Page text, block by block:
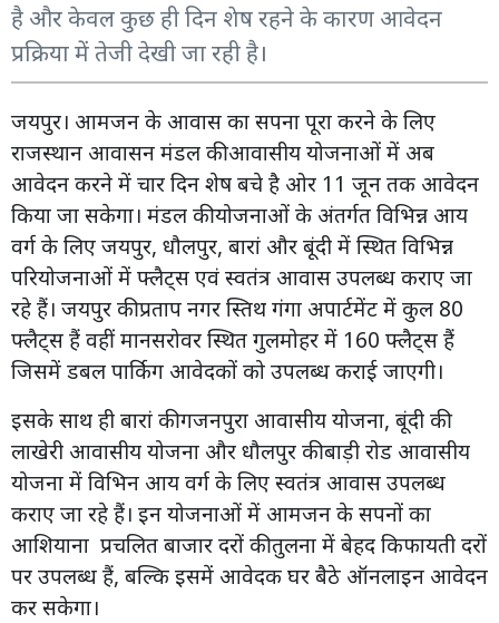
है और केवल कुछ ही दिन शेष रहने के कारण आवेदन
प्रक्रिया में तेजी देखी जा रही है।
जयपुर। आमजन के आवास का सपना पूरा करने के लिए
राजस्थान आवासन मंडल की आवासीय योजनाओं में अब
आवेदन करने में चार दिन शेष बचे है ओर 11 जून तक आवेदन
किया जा सकेगा। मंडल की योजनाओं के अंतर्गत विभिन्न आय
वर्ग के लिए जयपुर, धौलपुर, बारां और बूंदी में स्थित विभिन्न
परियोजनाओं में फ्लैट्स एवं स्वतंत्र आवास उपलब्ध कराए जा
रहे हैं। जयपुर की प्रताप नगर स्तिथ गंगा अपार्टमेंट में कुल 80
फ्लैट्स हैं वहीं मानसरोवर स्थित गुलमोहर में 160 फ्लैट्स हैं
जिसमें डबल पार्किग आवेदकों को उपलब्ध कराई जाएगी।
इसके साथ ही बारां की गजनपुरा आवासीय योजना, बूंदी की
लाखेरी आवासीय योजना और धौलपुर की बाड़ी रोड आवासीय
योजना में विभिन आय वर्ग के लिए स्वतंत्र आवास उपलब्ध
कराए जा रहे हैं। इन योजनाओं में आमजन के सपनों का
आशियाना प्रचलित बाजार दरों की तुलना में बेहद किफायती दरों
पर उपलब्ध हैं, बल्कि इसमें आवेदक घर बैठे ऑनलाइन आवेदन
कर सकेगा।